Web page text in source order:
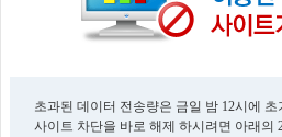
초과된 데이터 전송량은 금일 밤 12시에
사이트 차단을 바로 해제 하시려면 아래의